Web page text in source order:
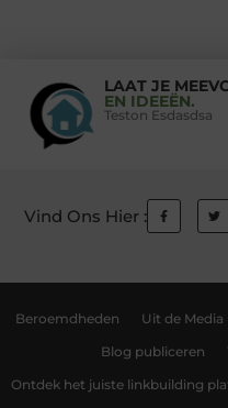
LAAT JE
EN IDEEËN.
Teston Esdasdsa
Vind Ons Hier :
Beroemdheden Uit de Media
Blog publiceren
Ontdek het juiste linkbuilding